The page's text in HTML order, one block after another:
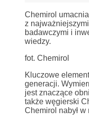
Chemirol
z
badawczymi i
wiedzy.
fot. Chemirol
Kluczowe
generacji.
jest znaczące
także węgierski
Chemirol nabył w